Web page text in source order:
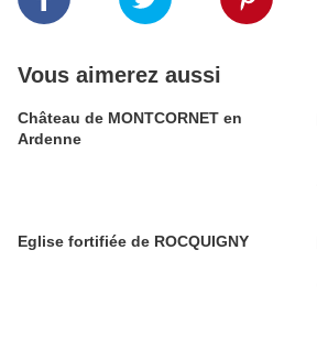
Vous aimerez aussi
Château de MONTCORNET en
Ardenne
Eglise fortifiée de ROCQUIGNY